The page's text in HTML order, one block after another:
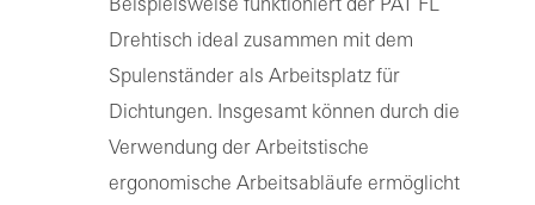
Drehtisch ideal zusammen mit dem
Spulenständer als Arbeitsplatz für
Dichtungen. Insgesamt können durch die
Verwendung der Arbeitstische
ergonomische Arbeitsabläufe ermöglicht